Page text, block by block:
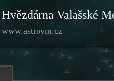
Hvězdárna Valašské
www.astrovm.cz